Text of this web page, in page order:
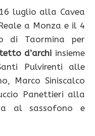
luglio alla Cavea
a Monza e il 4
di Taormina per
d’archi insieme
Pulvirenti alle
Marco Siniscalco
Panettieri alla
al sassofono e